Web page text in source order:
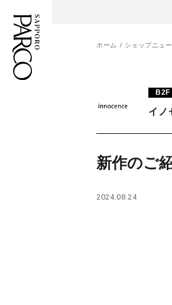
施設案内・アクセス
ホーム ショップニュ
B2F
イノ
新作のご
2024.08.24